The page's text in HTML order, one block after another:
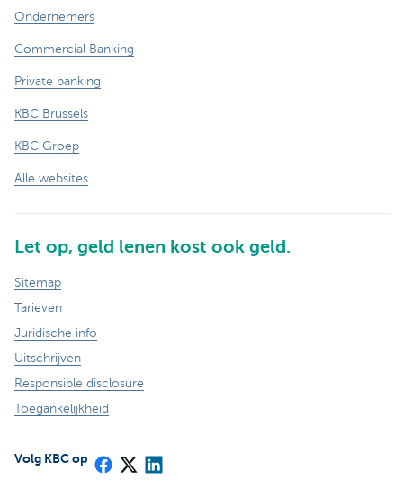
Ondernemers
Commercial Banking
Private banking
KBC Brussels
KBC Groep
Alle websites
Let op, geld lenen kost ook geld.
Sitemap
Tarieven
Juridische info
Uitschrijven
Responsible disclosure
Toegankelijkheid
Volg KBC op